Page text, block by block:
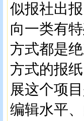
似报社出
向一类有
方式都是
方式的报
展这个项
编辑水平